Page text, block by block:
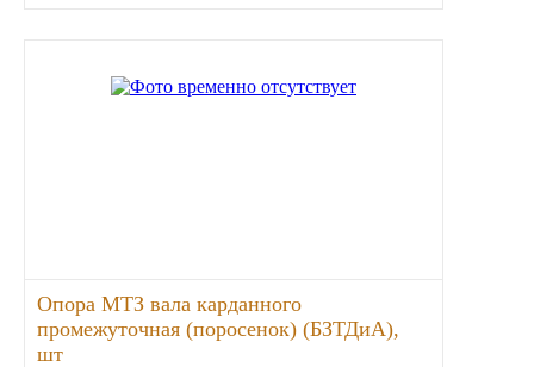
ЛУКОЙЛ
Опора МТЗ вала карданного
промежуточная (поросенок) (БЗТДиА),
шт